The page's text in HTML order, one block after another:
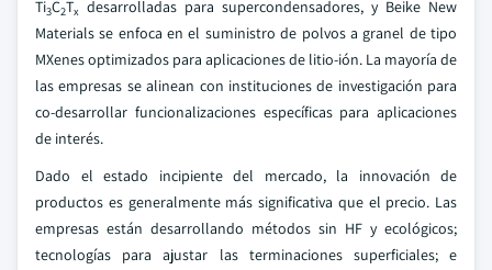
Ti3C2Tx desarrolladas para supercondensadores, y Beike New
Materials se enfoca en el suministro de polvos a granel de tipo
MXenes optimizados para aplicaciones de litio-ión. La mayoría de
las empresas se alinean con instituciones de investigación para
co-desarrollar funcionalizaciones específicas para aplicaciones
de interés.
Dado el estado incipiente del mercado, la innovación de
productos es generalmente más significativa que el precio. Las
empresas están desarrollando métodos sin HF y ecológicos;
tecnologías para ajustar las terminaciones superficiales; e